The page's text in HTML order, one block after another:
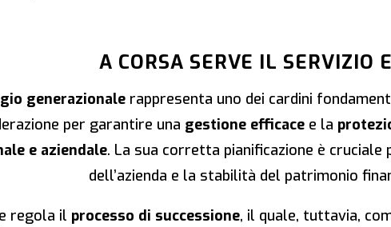
A CORSA SERVE IL SERVIZIO
generazionale rappresenta uno dei cardini
per garantire una gestione efficacee la
e aziendale. La sua corretta pianificazione è
dell’azienda e la stabilità del patrimonio
regola il processo di successione, il quale, tuttavia,